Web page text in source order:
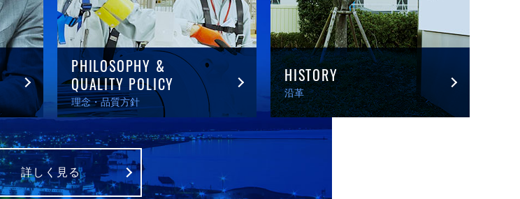
PHILOSOPHY &
QUALITY POLICY
理念・品質方針
HISTORY
沿革
詳しく見る